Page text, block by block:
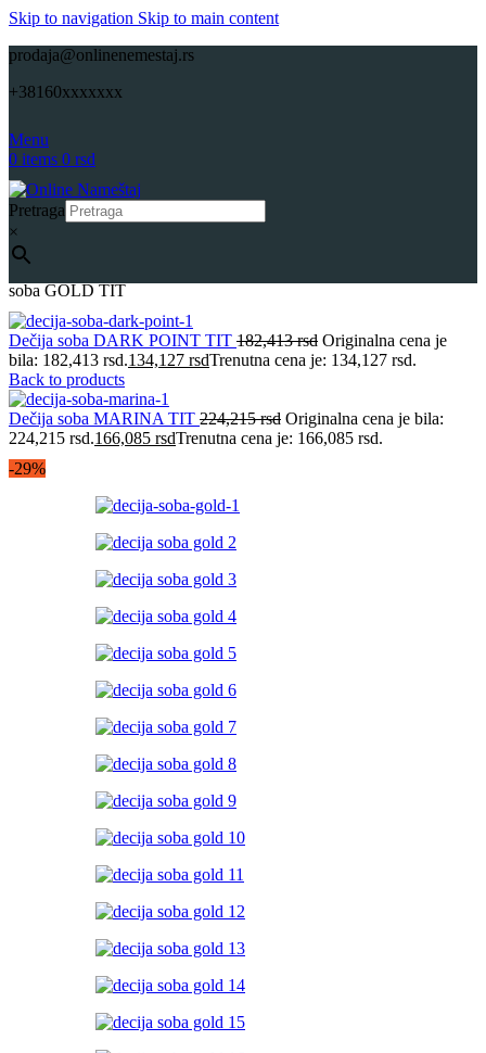
Skip to navigation Skip to main content
prodaja@onlinenemestaj.rs
+38160xxxxxxx
Menu
0 items 0 rsd
Pretraga
×
soba GOLD TIT
Dečija soba DARK POINT TIT 182,413rsd Originalna cena je
bila: 182,413 rsd.134,127 rsdTrenutna cena je: 134,127 rsd.
Back to products
Dečija soba MARINA TIT 224,215rsd Originalna cena je bila:
224,215 rsd.166,085 rsdTrenutna cena je: 166,085 rsd.
-29%